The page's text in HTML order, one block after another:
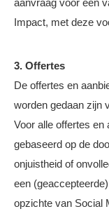
aanvraag voor een
Impact, met deze
3. Offertes
De offertes en
worden gedaan zijn
Voor alle offertes en
gebaseerd op de
onjuistheid of
een
opzichte van Social